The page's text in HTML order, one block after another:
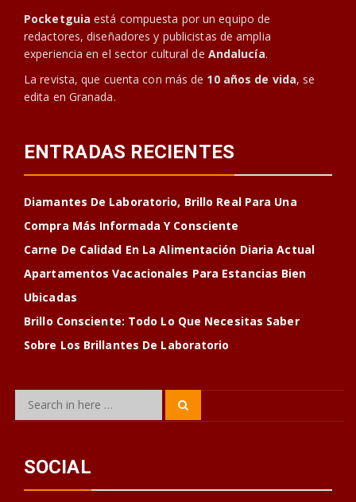
Pocketguia está compuesta por un equipo de
redactores, diseñadores y publicistas de amplia
experiencia en el sector cultural de Andalucía.
La revista, que cuenta con más de 10 años de vida, se
edita en Granada.
ENTRADAS RECIENTES
Diamantes De Laboratorio, Brillo Real Para Una
Compra Más Informada Y Consciente
Carne De Calidad En La Alimentación Diaria Actual
Apartamentos Vacacionales Para Estancias Bien
Ubicadas
Brillo Consciente: Todo Lo Que Necesitas Saber
Sobre Los Brillantes De Laboratorio
Search
SOCIAL